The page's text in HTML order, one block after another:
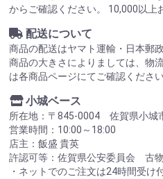
からご確認ください。 10,000以上
配送について
商品の配送はヤマト運輸・日本郵
商品の大きさによりましては、物
は各商品ページにてご確認ください
小城ベース
所在地：〒845-0004 佐賀県小城
営業時間：10:00～18:00
店主：飯盛 貴英
許認可等：佐賀県公安委員会 古
・ネットでのご注文は24時間受け